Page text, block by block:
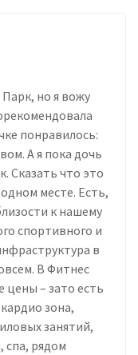
но я вожу
понравилось:
А я пока дочь
Сказать что это
месте. Есть,
к нашему
спортивного и
в
В Фитнес
цены – зато есть
зона,
занятий,
спа, рядом